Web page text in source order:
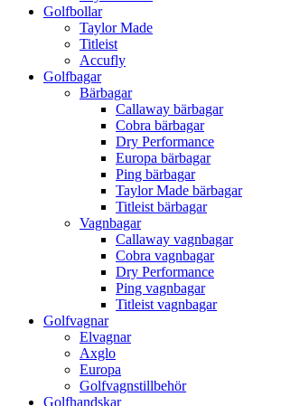
Golfbollar
Taylor Made
Titleist
Accufly
Golfbagar
Bärbagar
Callaway bärbagar
Cobra bärbagar
Dry Performance
Europa bärbagar
Ping bärbagar
Taylor Made bärbagar
Titleist bärbagar
Vagnbagar
Callaway vagnbagar
Cobra vagnbagar
Dry Performance
Ping vagnbagar
Titleist vagnbagar
Golfvagnar
Elvagnar
Axglo
Europa
Golfvagnstillbehör
Golfhandskar